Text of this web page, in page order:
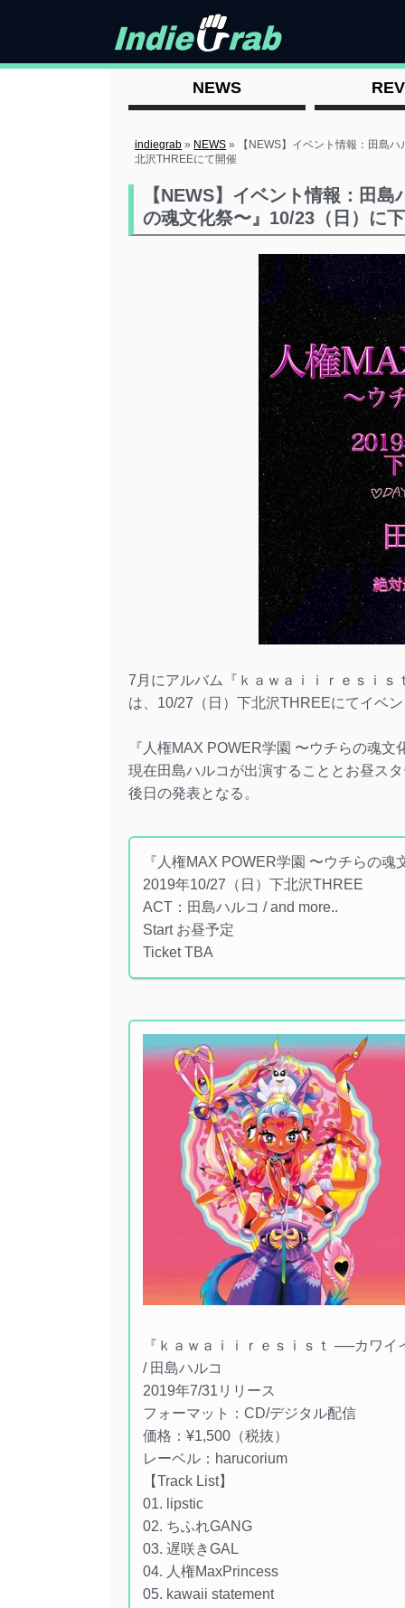
NEWS
indiegrab » NEWS »
【NEWS】イベント情報：田島
北沢THREEにて開催
【NEWS】イベント情報：田
の魂文化祭〜』10/23（日）に
7月にアルバム『ｋａｗａｉｉｒｅｓｉ
は、10/27（日）下北沢THREEにてイベ
『人権MAX POWER学園 〜ウチらの魂文
現在田島ハルコが出演することとお昼ス
後日の発表となる。
『人権MAX POWER学園 〜ウチらの魂
2019年10/27（日）下北沢THREE
ACT：田島ハルコ / and more..
Start お昼予定
Ticket TBA
『ｋａｗａｉｉｒｅｓｉｓｔ ──カワイ
/ 田島ハルコ
2019年7/31リリース
フォーマット：CD/デジタル配信
価格：¥1,500（税抜）
レーベル：harucorium
【Track List】
01. lipstic
02. ちふれGANG
03. 遅咲きGAL
04. 人権MaxPrincess
05. kawaii statement